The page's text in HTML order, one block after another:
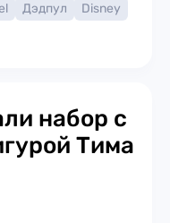
Дэдпул
Disney
набор с
Тима